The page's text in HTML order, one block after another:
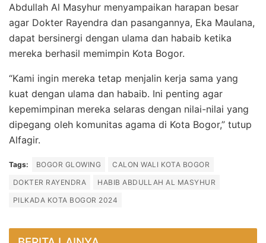
Abdullah Al Masyhur menyampaikan harapan besar
agar Dokter Rayendra dan pasangannya, Eka Maulana,
dapat bersinergi dengan ulama dan habaib ketika
mereka berhasil memimpin Kota Bogor.
“Kami ingin mereka tetap menjalin kerja sama yang
kuat dengan ulama dan habaib. Ini penting agar
kepemimpinan mereka selaras dengan nilai-nilai yang
dipegang oleh komunitas agama di Kota Bogor,” tutup
Alfagir.
Tags: BOGOR GLOWING
CALON WALI KOTA BOGOR
DOKTER RAYENDRA
HABIB ABDULLAH AL MASYHUR
PILKADA KOTA BOGOR 2024